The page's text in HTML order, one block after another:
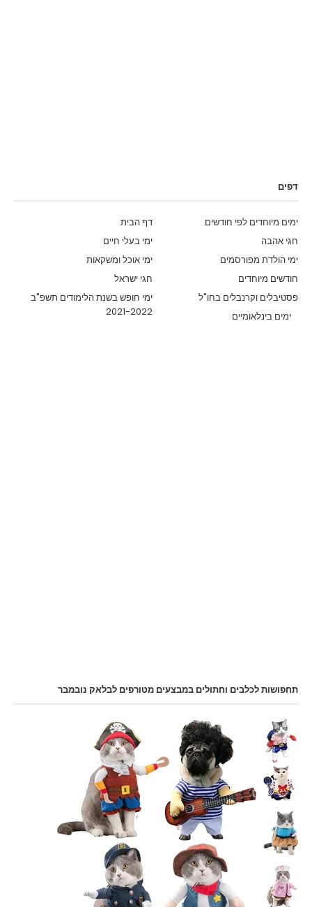
דפים
דף הבית
ימים מיוחדים לפי חודשים
ימי בעלי חיים
חגי אהבה
ימי אוכל ומשקאות
ימי הולדת מפורסמים
חגי ישראל
חודשים מיוחדים
ימי חופש בשנת הלימודים תשפ"ב
2021-2022
פסטיבלים וקרנבלים בחו"ל
ימים בינלאומיים
תחפושות לכלבים וחתולים במבצעים מטורפים לבלאק נובמבר